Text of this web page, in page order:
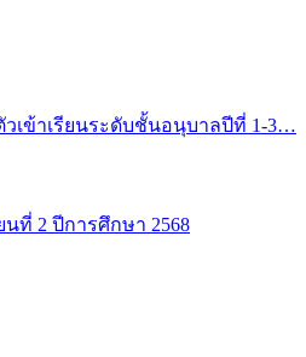
เข้าเรียนระดับชั้นอนุบาลปีที่ 1-3…
ที่ 2 ปีการศึกษา 2568